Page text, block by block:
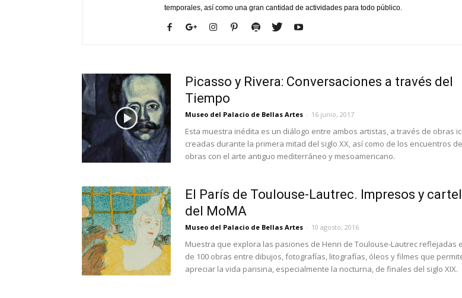
temporales, así como una gran cantidad de actividades para todo público.
Picasso y Rivera: Conversaciones a través del
Tiempo
Museo del Palacio de Bellas Artes - 16 junio, 2017
Esta muestra inédita es un diálogo entre ambos artistas, a través de obras
creadas durante la primera mitad del siglo XX, así como de los encuentros
obras con el arte antiguo mediterráneo y mesoamericano.
El París de Toulouse-Lautrec. Impresos y
del MoMA
Museo del Palacio de Bellas Artes - 10 agosto, 2016
Muestra que explora las pasiones de Henri de Toulouse-Lautrec reflejadas
de 100 obras entre dibujos, fotografías, litografías, óleos y filmes que
apreciar la vida parisina, especialmente la nocturna, de finales del siglo XIX.